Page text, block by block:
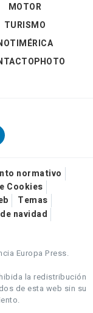
MOTOR
TURISMO
normativo
Cookies
Temas
navidad
Europa Press.
la redistribución
de esta web sin su